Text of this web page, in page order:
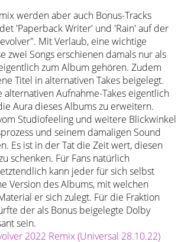
werden aber auch Bonus-Tracks
'Paperback Writer' und 'Rain' auf der
Mit Verlaub, eine wichtige
zwei Songs erschienen damals nur als
zum Album gehören. Zudem
Titel in alternativen Takes beigelegt.
alternativen Aufnahme-Takes eigentlich
Aura dieses Albums zu erweitern.
Studiofeeling und weitere Blickwinkel
und seinem damaligen Sound
Es ist in der Tat die Zeit wert, diesen
schenken. Für Fans natürlich
kann jeder für sich selbst
Version des Albums, mit welchen
er sich zulegt. Für die Fraktion
der als Bonus beigelegte Dolby
sein.